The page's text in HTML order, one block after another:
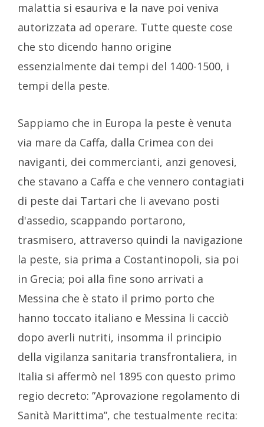
malattia si esauriva e la nave poi veniva
autorizzata ad operare. Tutte queste cose
che sto dicendo hanno origine
essenzialmente dai tempi del 1400-1500, i
tempi della peste.
Sappiamo che in Europa la peste è venuta
via mare da Caffa, dalla Crimea con dei
naviganti, dei commercianti, anzi genovesi,
che stavano a Caffa e che vennero contagiati
di peste dai Tartari che li avevano posti
d'assedio, scappando portarono,
trasmisero, attraverso quindi la navigazione
la peste, sia prima a Costantinopoli, sia poi
in Grecia; poi alla fine sono arrivati a
Messina che è stato il primo porto che
hanno toccato italiano e Messina li cacciò
dopo averli nutriti, insomma il principio
della vigilanza sanitaria transfrontaliera, in
Italia si affermò nel 1895 con questo primo
regio decreto: ”Aprovazione regolamento di
Sanità Marittima”, che testualmente recita: